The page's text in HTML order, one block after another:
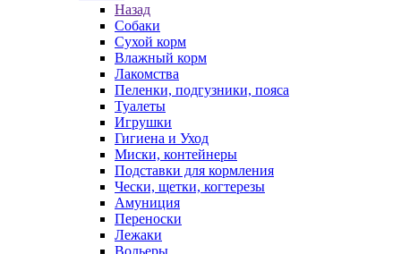
Назад
Собаки
Сухой корм
Влажный корм
Лакомства
Пеленки, подгузники, пояса
Туалеты
Игрушки
Гигиена и Уход
Миски, контейнеры
Подставки для кормления
Чески, щетки, когтерезы
Амуниция
Переноски
Лежаки
Вольеры